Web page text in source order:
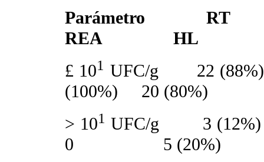
REA HL
£ 101 UFC/g 22
(100%) 20 (80%)
> 101 UFC/g 3
0 5 (20%)